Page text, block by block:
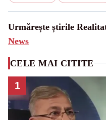
Urmărește știrile
News
CELE MAI CITITE
1